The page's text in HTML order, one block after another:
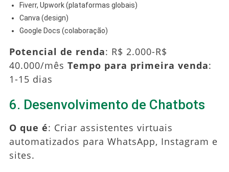
Fiverr, Upwork (plataformas globais)
Canva (design)
Google Docs (colaboração)
Potencial de renda: R$ 2.000-R$
40.000/mês Tempo para primeira venda:
1-15 dias
6. Desenvolvimento de Chatbots
O que é: Criar assistentes virtuais
automatizados para WhatsApp, Instagram e
sites.